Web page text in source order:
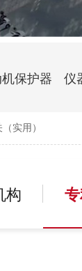
配电控
保护器 仪
实用）
构